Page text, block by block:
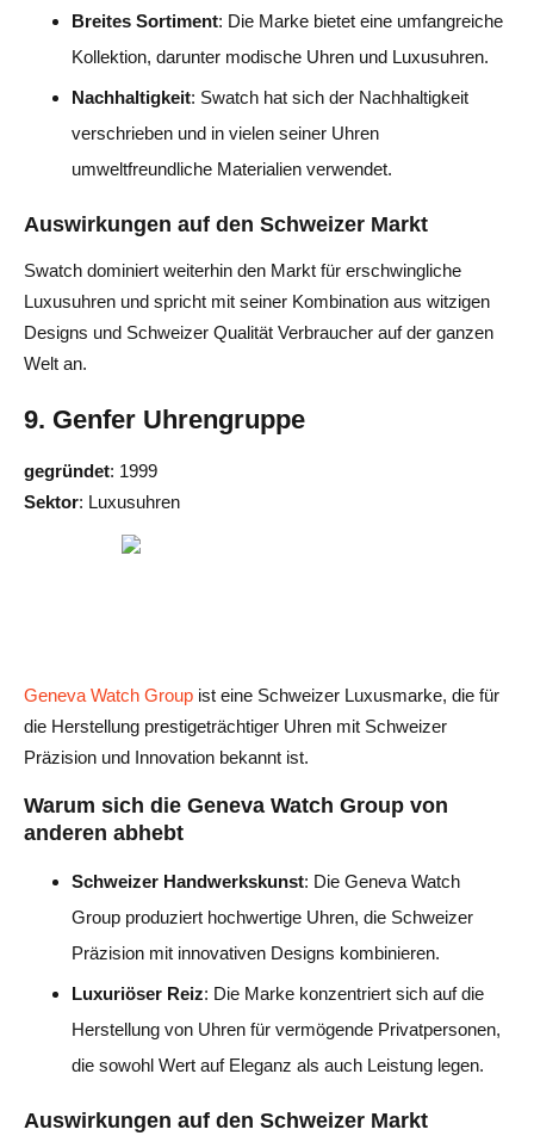
Breites Sortiment: Die Marke bietet eine umfangreiche
Kollektion, darunter modische Uhren und Luxusuhren.
Nachhaltigkeit: Swatch hat sich der Nachhaltigkeit
verschrieben und in vielen seiner Uhren
umweltfreundliche Materialien verwendet.
Auswirkungen auf den Schweizer Markt
Swatch dominiert weiterhin den Markt für erschwingliche
Luxusuhren und spricht mit seiner Kombination aus witzigen
Designs und Schweizer Qualität Verbraucher auf der ganzen
Welt an.
9. Genfer Uhrengruppe
gegründet: 1999
Sektor: Luxusuhren
Geneva Watch Group ist eine Schweizer Luxusmarke, die für
die Herstellung prestigeträchtiger Uhren mit Schweizer
Präzision und Innovation bekannt ist.
Warum sich die Geneva Watch Group von
anderen abhebt
Schweizer Handwerkskunst: Die Geneva Watch
Group produziert hochwertige Uhren, die Schweizer
Präzision mit innovativen Designs kombinieren.
Luxuriöser Reiz: Die Marke konzentriert sich auf die
Herstellung von Uhren für vermögende Privatpersonen,
die sowohl Wert auf Eleganz als auch Leistung legen.
Auswirkungen auf den Schweizer Markt